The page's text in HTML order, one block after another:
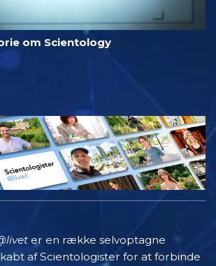
om Scientology
er en række selvoptagne
af Scientologister for at forbinde